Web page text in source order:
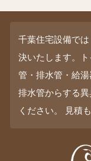
千葉住宅設備で
決いたします。
管・排水管・給
排水管からする
ください。 見積